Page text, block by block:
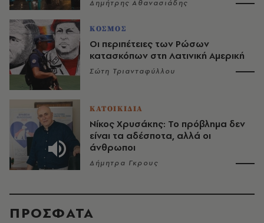
Δημήτρης Αθανασιάδης
ΚΟΣΜΟΣ
Οι περιπέτειες των Ρώσων
κατασκόπων στη Λατινική Αμερική
Σώτη Τριανταφύλλου
ΚΑΤΟΙΚΙΔΙΑ
Νίκος Χρυσάκης: Το πρόβλημα δεν
είναι τα αδέσποτα, αλλά οι
άνθρωποι
Δήμητρα Γκρους
ΠΡΟΣΦΑΤΑ